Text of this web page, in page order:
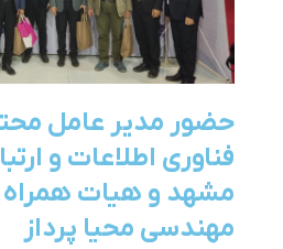
حضور مدیر عامل
فناوری اطلاعات و
مشهد و هیات همراه
مهندسی محیا پرداز